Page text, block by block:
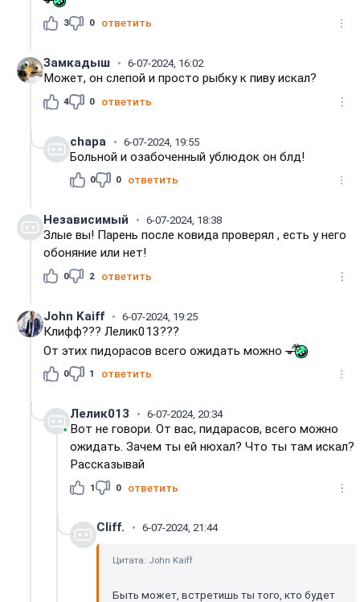
3 0 ответить
Замкадыш 6-07-2024, 16:02
Может, он слепой и просто рыбку к пиву искал?
4 0 ответить
chapa 6-07-2024, 19:55
Больной и озабоченный ублюдок он блд!
0 0 ответить
Независимый 6-07-2024, 18:38
Злые вы! Парень после ковида проверял , есть у него
обоняние или нет!
0 2 ответить
John Kaiff 6-07-2024, 19:25
Клифф??? Лелик013???
От этих пидорасов всего ожидать можно
0 1 ответить
Лелик013 6-07-2024, 20:34
Вот не говори. От вас, пидарасов, всего можно
ожидать. Зачем ты ей нюхал? Что ты там искал?
Рассказывай
1 0 ответить
Cliff. 6-07-2024, 21:44
Цитата: John Kaiff
Быть может, встретишь ты того, кто будет